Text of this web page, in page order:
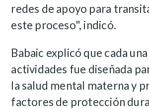
redes de apoyo para
este proceso", indicó.
Babaic explicó que cada
actividades fue diseñada
la salud mental materna y
factores de protección